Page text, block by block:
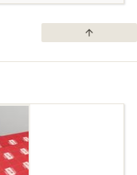
arrow_upward